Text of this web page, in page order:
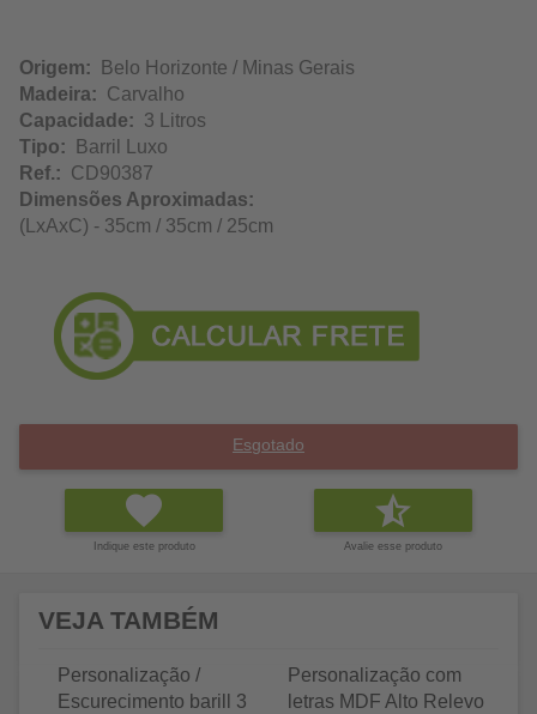
Origem: Belo Horizonte / Minas Gerais
Madeira: Carvalho
Capacidade: 3 Litros
Tipo: Barril Luxo
Ref.: CD90387
Dimensões Aproximadas:
(LxAxC) - 35cm / 35cm / 25cm
Esgotado
Indique este produto Avalie esse produto
VEJA TAMBÉM
Personalização /
Escurecimento barill 3
Personalização com
letras MDF Alto Relevo